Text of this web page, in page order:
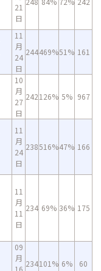
21
日
11
月
24
日
244469%51% 161
10
月
27
日
242126% 5% 967
11
月
24
日
238516%47% 166
11
月
11
日
234 69% 36% 175
09
月
16
234101% 6% 60